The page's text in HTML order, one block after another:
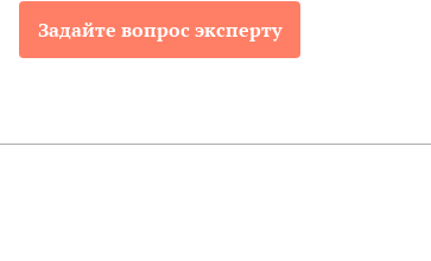
Задайте вопрос эксперту